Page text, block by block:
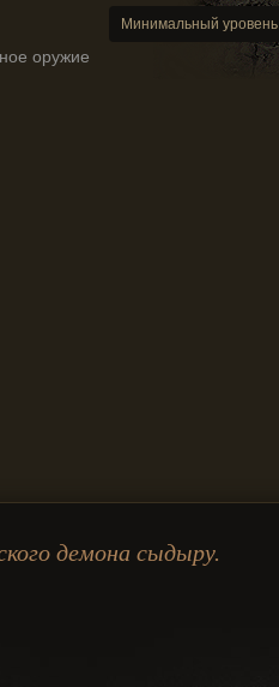
Минимальный уровень
оружие
демона сыдыру.